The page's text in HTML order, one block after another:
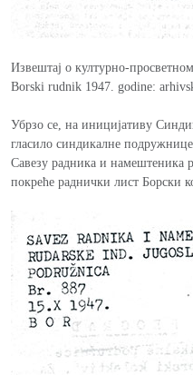
Извештај о културно-
Borski rudnik 1947. godine:
Убрзо се, на иницијативу
гласило синдикалне
Савезу радника и намештеника
покреће раднички лист Борски